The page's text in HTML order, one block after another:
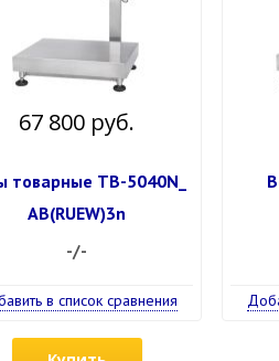
67 800 руб.
товарные TB-5040N_
АB(RUEW)3n
-/-
в список сравнения